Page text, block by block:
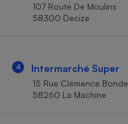
107 Route De Moulins
58300 Decize
4 Intermarché Super
15 Rue Clémence Bonde
58260 La Machine